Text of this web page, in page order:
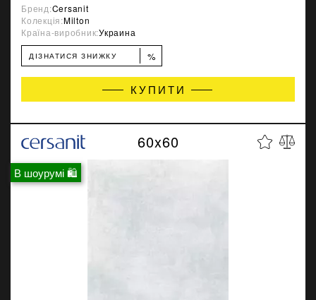
Бренд:Cersanit
Колекція:Milton
Країна-виробник:Украина
ДІЗНАТИСЯ ЗНИЖКУ %
КУПИТИ
В шоурумі 🛍
60x60